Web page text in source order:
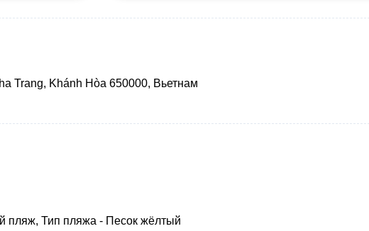
Trang, Khánh Hòa 650000, Вьетнам
пляж, Тип пляжа - Песок жёлтый